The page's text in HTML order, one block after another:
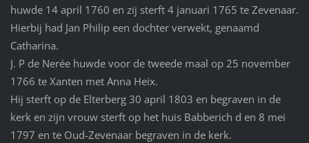
huwde 14 april 1760 en zij sterft 4 januari 1765 te Zevenaar.
Hierbij had Jan Philip een dochter verwekt, genaamd
Catharina.
J. P de Nerée huwde voor de tweede maal op 25 november
1766 te Xanten met Anna Heix.
Hij sterft op de Elterberg 30 april 1803 en begraven in de
kerk en zijn vrouw sterft op het huis Babberich d en 8 mei
1797 en te Oud-Zevenaar begraven in de kerk.